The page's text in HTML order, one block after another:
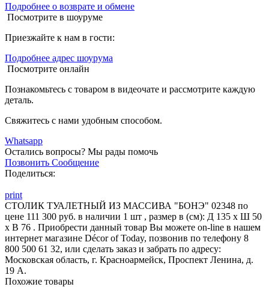
Подробнее о возврате и обмене
Посмотрите в шоуруме
Приезжайте к нам в гости:
Подробнее адрес шоурума
Посмотрите онлайн
Познакомьтесь с товаром в видеочате и рассмотрите каждую
деталь.
Свяжитесь с нами удобным способом.
Whatsapp
Остались вопросы? Мы рады помочь
Позвонить Сообщение
Поделиться:
print
СТОЛИК ТУАЛЕТНЫЙ ИЗ МАССИВА "БОНЭ" 02348 по
цене 111 300 руб. в наличии 1 шт , размер в (см): Д 135 x Ш 50
x В 76 . Приобрести данный товар Вы можете on-line в нашем
интернет магазине Décor of Today, позвонив по телефону 8
800 500 61 32, или сделать заказ и забрать по адресу:
Московская область, г. Красноармейск, Проспект Ленина, д.
19 А.
Похожие товары